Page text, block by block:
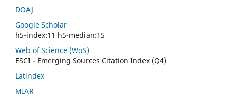
DOAJ
Google Scholar
h5-index:11 h5-median:15
Web of Science (WoS)
ESCI - Emerging Sources Citation Index (Q4)
Latindex
MIAR